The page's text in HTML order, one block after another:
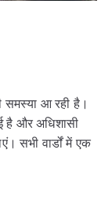
समस्या आ रही है।
है और अधिशासी
सभी वार्डों में एक